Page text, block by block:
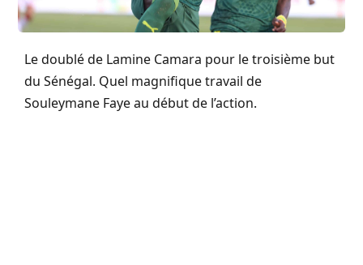
Le doublé de Lamine Camara pour le troisième but
du Sénégal. Quel magnifique travail de
Souleymane Faye au début de l’action.